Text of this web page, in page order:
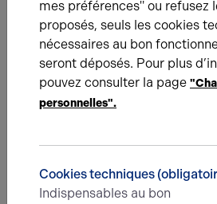
Prenez contact avec nos
accompagner dans votre projet
d’entreprise.
Je prends contact
De la même catégorie
mes préférences" ou refusez
proposés, seuls les cookies
nécessaires au bon
seront déposés. Pour plus
pouvez consulter la page
personnelles".
Cookies techniques
Indispensables au bon